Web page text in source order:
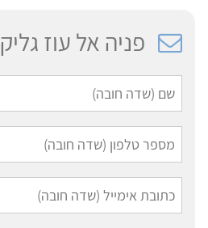
פניה אל עוז גליק